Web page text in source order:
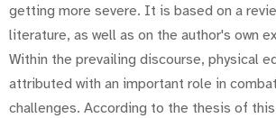
getting more severe. It is based on a
literature, as well as on the author's own
Within the prevailing discourse, physical
attributed with an important role in
challenges. According to the thesis of